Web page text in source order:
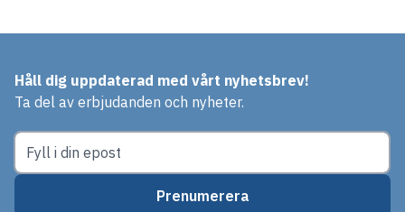
Håll dig uppdaterad med vårt nyhetsbrev!
Ta del av erbjudanden och nyheter.
Prenumerera